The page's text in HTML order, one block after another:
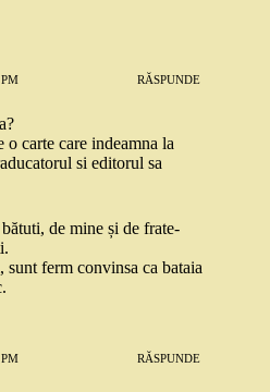
RĂSPUNDE
o carte care indeamna la
si editorul sa
de mine și de frate-
ferm convinsa ca bataia
RĂSPUNDE